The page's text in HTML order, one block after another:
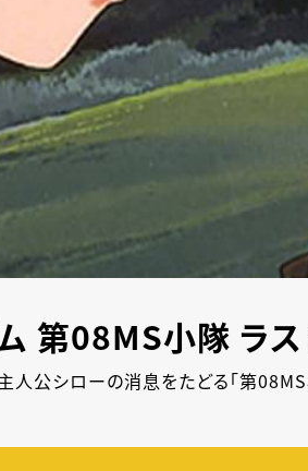
第08MS小隊 ラス
公シローの消息をたどる「第